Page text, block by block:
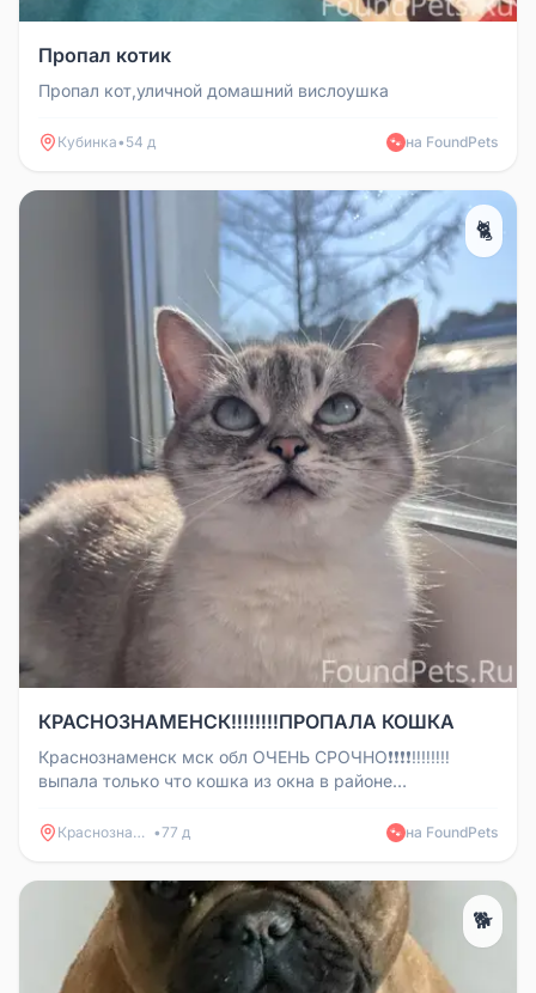
Пропал котик
Пропал кот,уличной домашний вислоушка
Кубинка• 54 д 🐾 на FoundPets
🐈
КРАСНОЗНАМЕНСК‼️‼️‼️‼️ПРОПАЛА КОШКА
Краснознаменск мск обл ОЧЕНЬ СРОЧНО❗️❗️❗️❗️‼️‼️‼️‼️
выпала только что кошка из окна в районе
Краснознаменск •77 д 🐾 на FoundPets
🐕